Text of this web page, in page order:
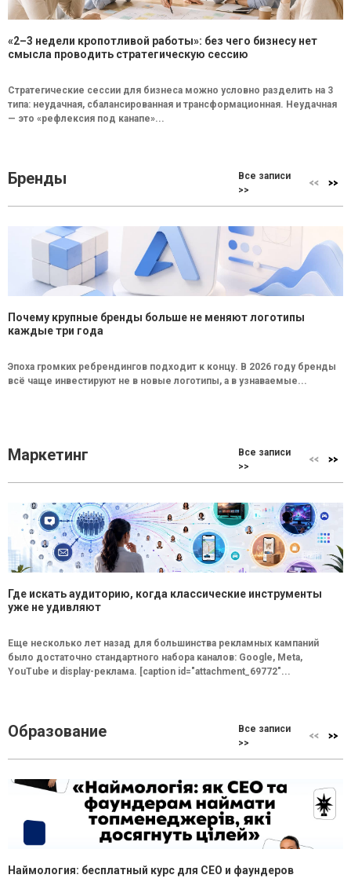
«2–3 недели кропотливой работы»: без чего бизнесу нет
смысла проводить стратегическую сессию
Стратегические сессии для бизнеса можно условно разделить на 3
типа: неудачная, сбалансированная и трансформационная. Неудачная
— это «рефлексия под канапе»...
Бренды
Все записи
>>
Почему крупные бренды больше не меняют логотипы
каждые три года
Эпоха громких ребрендингов подходит к концу. В 2026 году бренды
всё чаще инвестируют не в новые логотипы, а в узнаваемые...
Маркетинг
Все записи
>>
Где искать аудиторию, когда классические инструменты
уже не удивляют
Еще несколько лет назад для большинства рекламных кампаний
было достаточно стандартного набора каналов: Google, Meta,
YouTube и display-реклама. [caption id="attachment_69772"...
Образование
Все записи
>>
Наймология: бесплатный курс для CEO и фаундеров